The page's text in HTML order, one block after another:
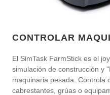
CONTROLAR
El SimTask FarmStick es el
simulación de construcción y
maquinaria pesada. Controla
cabrestantes, grúas o